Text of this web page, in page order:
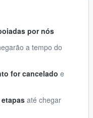
por nós
a tempo do
for cancelado e
até chegar